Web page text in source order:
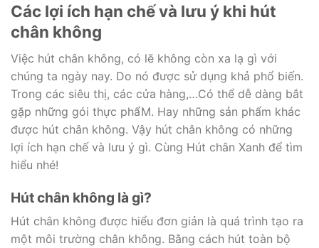
Các lợi ích hạn chế và lưu ý khi hút
chân không
Việc hút chân không, có lẽ không còn xa lạ gì với
chúng ta ngày nay. Do nó được sử dụng khả phổ biến.
Trong các siêu thị, các cửa hàng,…Có thể dễ dàng bắt
gặp những gói thực phẩM. Hay những sản phẩm khác
được hút chân không. Vậy hút chân không có những
lợi ích hạn chế và lưu ý gì. Cùng Hút chân Xanh để tìm
hiểu nhé!
Hút chân không là gì?
Hút chân không được hiểu đơn giản là quá trình tạo ra
một môi trường chân không. Bằng cách hút toàn bộ